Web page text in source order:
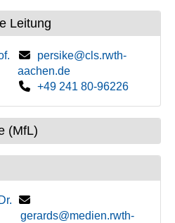
Leitung
persike@cls.rwth-
aachen.de
+49 241 80-96226
(MfL)
gerards@medien.rwth-